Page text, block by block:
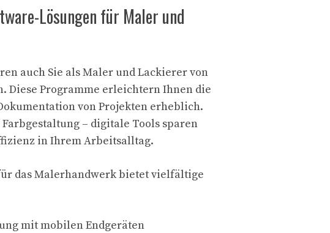
Lösungen für Maler und
auch Sie als Maler und Lackierer von
Diese Programme erleichtern Ihnen die
von Projekten erheblich.
– digitale Tools sparen
in Ihrem Arbeitsalltag.
das Malerhandwerk bietet vielfältige
mit mobilen Endgeräten